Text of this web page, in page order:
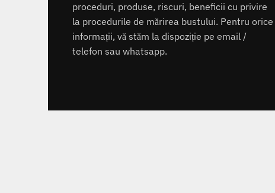
proceduri, produse, riscuri, beneficii cu privire
la procedurile de mărirea bustului. Pentru orice
informații, vă stăm la dispoziție pe email /
telefon sau whatsapp.